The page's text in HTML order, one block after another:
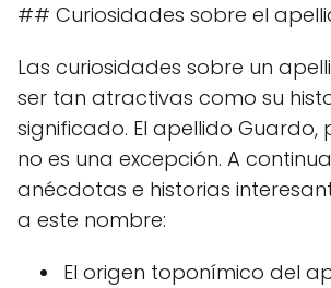
## Curiosidades sobre el
Las curiosidades sobre un
ser tan atractivas como su
significado. El apellido Guardo,
no es una excepción. A
anécdotas e historias
a este nombre:
El origen toponímico del